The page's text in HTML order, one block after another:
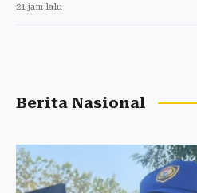
21 jam lalu
Berita Nasional